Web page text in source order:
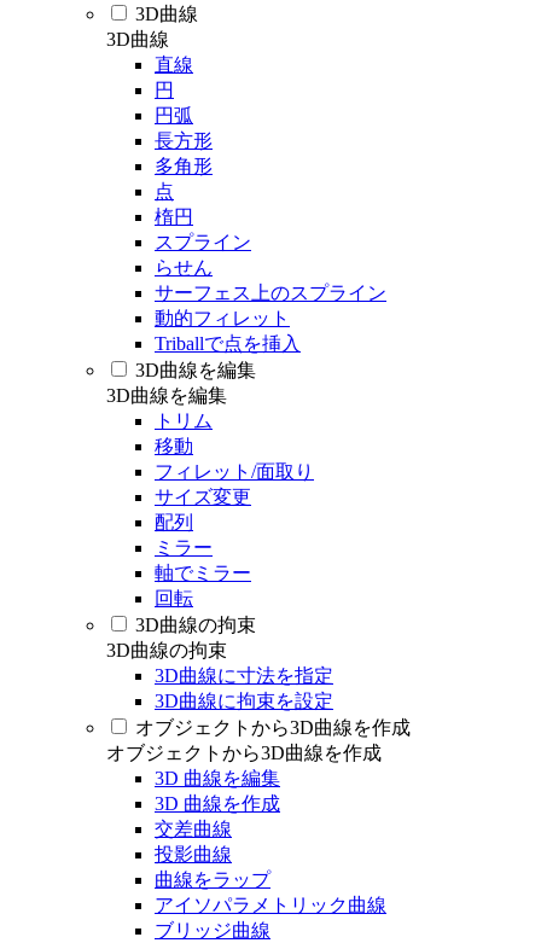
3D曲線
3D曲線
直線
円
円弧
長方形
多角形
点
楕円
スプライン
らせん
サーフェス上のスプライン
動的フィレット
Triballで点を挿入
3D曲線を編集
3D曲線を編集
トリム
移動
フィレット/面取り
サイズ変更
配列
ミラー
軸でミラー
回転
3D曲線の拘束
3D曲線の拘束
3D曲線に寸法を指定
3D曲線に拘束を設定
オブジェクトから3D曲線を作成
オブジェクトから3D曲線を作成
3D 曲線を編集
3D 曲線を作成
交差曲線
投影曲線
曲線をラップ
アイソパラメトリック曲線
ブリッジ曲線